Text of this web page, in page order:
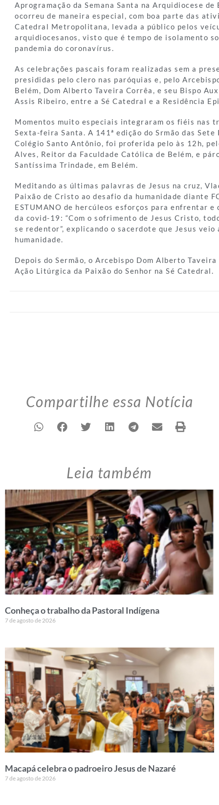
Aprogramação da Semana Santa na Arquidiocese de
ocorreu de maneira especial, com boa parte das
Catedral Metropolitana, levada a público pelos
arquidiocesanos, visto que é tempo de isolamento
pandemia do coronavírus.
As celebrações pascais foram realizadas sem a
presididas pelo clero nas paróquias e, pelo
Belém, Dom Alberto Taveira Corrêa, e seu Bispo
Assis Ribeiro, entre a Sé Catedral e a Residência
Momentos muito especiais integraram os fiéis nas
Sexta-feira Santa. A 141ª edição do Srmão das Sete
Colégio Santo Antônio, foi proferida pelo às 12h,
Alves, Reitor da Faculdade Católica de Belém, e
Santíssima Trindade, em Belém.
Meditando as últimas palavras de Jesus na cruz,
Paixão de Cristo ao desafio da humanidade diante
ESTUMANO de hercúleos esforços para enfrentar e
da covid-19: “Com o sofrimento de Jesus Cristo,
se redentor”, explicando o sacerdote que Jesus
humanidade.
Depois do Sermão, o Arcebispo Dom Alberto
Ação Litúrgica da Paixão do Senhor na Sé Catedral.
Compartilhe essa Notícia
Leia também
Conheça o trabalho da Pastoral Indígena
7 de agosto de 2026
Macapá celebra o padroeiro Jesus de Nazaré
7 de agosto de 2026